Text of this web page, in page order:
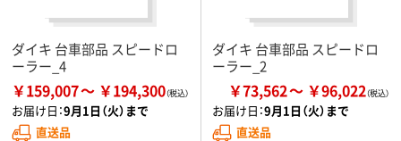
ダイキ 台車部品 スピードロ
ーラー_4
￥159,007 ￥194,300
お届け日：9月1日（火）まで
直送品
ダイキ 台車部品 スピードロ
ーラー_2
￥73,562 ￥96,022
お届け日：9月1日（火）まで
直送品